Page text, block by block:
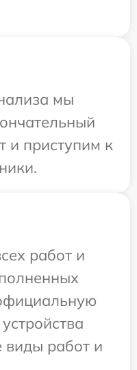
мы
и приступим к
работ и
виды работ и